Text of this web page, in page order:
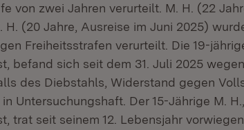
von zwei Jahren verurteilt. M. H. (22
H. (20 Jahre, Ausreise im Juni 2025)
Freiheitsstrafen verurteilt. Die 19-
befand sich seit dem 31. Juli 2025
des Diebstahls, Widerstand gegen
Untersuchungshaft. Der 15-Jährige M.
trat seit seinem 12. Lebensjahr